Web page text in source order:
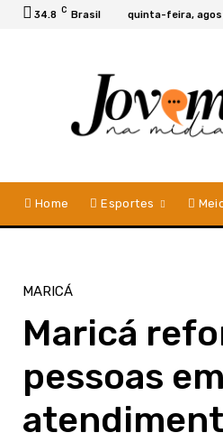
34.8 C Brasil quinta-feira,
Home Esportes
MARICÁ
Maricá
pessoas